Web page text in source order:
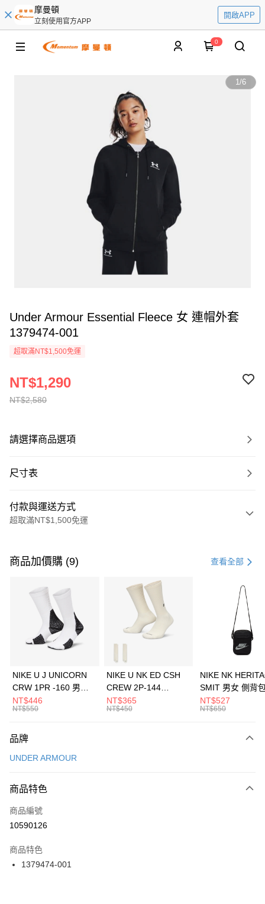
摩曼頓
立刻使用官方APP
開啟APP
0
1/6
Under Armour Essential Fleece 女 連帽外套
1379474-001
超取滿NT$1,500免運
NT$2,580
NT$1,290
請選擇商品選項
尺寸表
付款與運送方式
超取滿NT$1,500免運
信用卡一次付款
3 期 0 利率 每期 21家銀行
合作金庫商業銀行
第一商業銀行
華南商業銀行
彰化商業銀行
上海商業儲蓄銀行
元大商業銀行
台灣樂天信用卡公司
Apple Pay
全盈+PAY
AFTEE先享後付
【關於「AFTEE先享後付」】
便利好安心！
３．安心：先確認商品／服務後，再付款。
【「AFTEE先享後付」結帳流程】
１．於結帳方式選擇「AFTEE先享後付」後，將跳轉至「AFTEE先享後付」
２．訂單成立數日內，您將收到繳費通知簡訊。
３．收到繳費通知簡訊後14天內，點擊此簡訊中的連結，可透過四大超商／
ATM／網路銀行／等多元方式進行付款，方視為交易完成。
運送方式
每筆NT$100，滿NT$1,500(含以上)免運費
宅配
每筆NT$100，滿NT$1,500(含以上)免運費
付款後門市自取
每筆NT$100，滿NT$1,500(含以上)免運費
商品加價購 (9) 查看全部
NIKE U J UNICORN
CRW 1PR -160 男女
中統襪 FZ3393100
NT$446
NT$550
NIKE U NK ED CSH
CREW 2P-144
EMBRDY 男女 短統襪
FZ3073133
NT$365
NT$450
NIKE NK
SMIT 男女 側背
BA5871010
NT$527
NT$650
品牌
UNDER ARMOUR
商品特色
商品編號
10590126
商品特色
1379474-001